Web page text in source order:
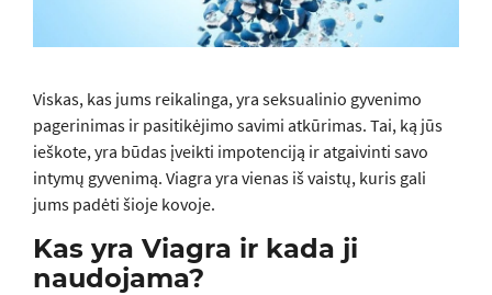
Viskas, kas jums reikalinga, yra seksualinio gyvenimo
pagerinimas ir pasitikėjimo savimi atkūrimas. Tai, ką jūs
ieškote, yra būdas įveikti impotenciją ir atgaivinti savo
intymų gyvenimą. Viagra yra vienas iš vaistų, kuris gali
jums padėti šioje kovoje.
Kas yra Viagra ir kada ji
naudojama?